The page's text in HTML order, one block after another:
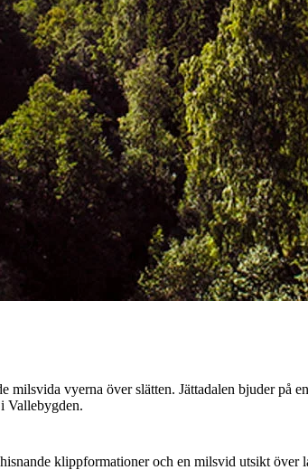
vyerna över slätten. Jättadalen bjuder på
Vallebygden.
klippformationer och en milsvid utsikt över